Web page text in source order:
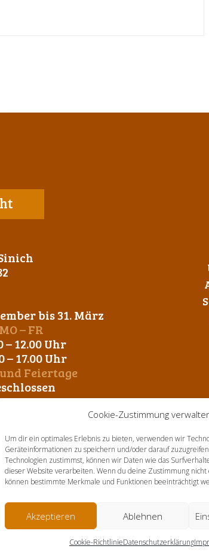
Cookie-Zustimmung
Um dir ein optimales Erlebnis zu bieten, verwenden wir
Geräteinformationen zu speichern und/oder darauf
Technologien zustimmst, können wir Daten wie das
dieser Website verarbeiten. Wenn du deine Zustimmung
können bestimmte Merkmale und Funktionen beeinträchtigt
Akzeptieren Ablehnen
Cookie-RichtlinieDatenschutzerklärung
bis 31. März
MO – FR
– 12.00 Uhr
– 17.00 Uhr
und Feiertage